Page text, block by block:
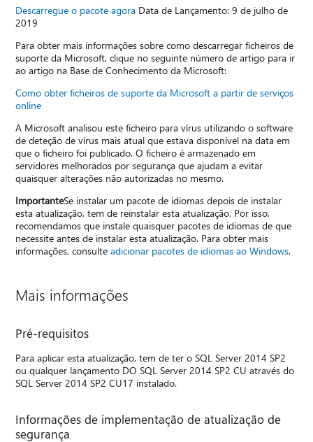
Descarregue o pacote agora Data de Lançamento: 9 de julho de
2019
Para obter mais informações sobre como descarregar ficheiros de
suporte da Microsoft, clique no seguinte número de artigo para ir
ao artigo na Base de Conhecimento da Microsoft:
Como obter ficheiros de suporte da Microsoft a partir de serviços
online
A Microsoft analisou este ficheiro para vírus utilizando o software
de deteção de vírus mais atual que estava disponível na data em
que o ficheiro foi publicado. O ficheiro é armazenado em
servidores melhorados por segurança que ajudam a evitar
quaisquer alterações não autorizadas no mesmo.
ImportanteSe instalar um pacote de idiomas depois de instalar
esta atualização, tem de reinstalar esta atualização. Por isso,
recomendamos que instale quaisquer pacotes de idiomas de que
necessite antes de instalar esta atualização. Para obter mais
informações, consulteadicionar pacotes de idiomas ao Windows.
Mais informações
Pré-requisitos
Para aplicar esta atualização, tem de ter o SQL Server 2014 SP2
ou qualquer lançamento DO SQL Server 2014 SP2 CU através do
SQL Server 2014 SP2 CU17 instalado.
Informações de implementação de atualização de
segurança